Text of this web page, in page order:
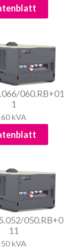
060.RB+01
1
60 kVA
050.RB+0
11
50 kVA